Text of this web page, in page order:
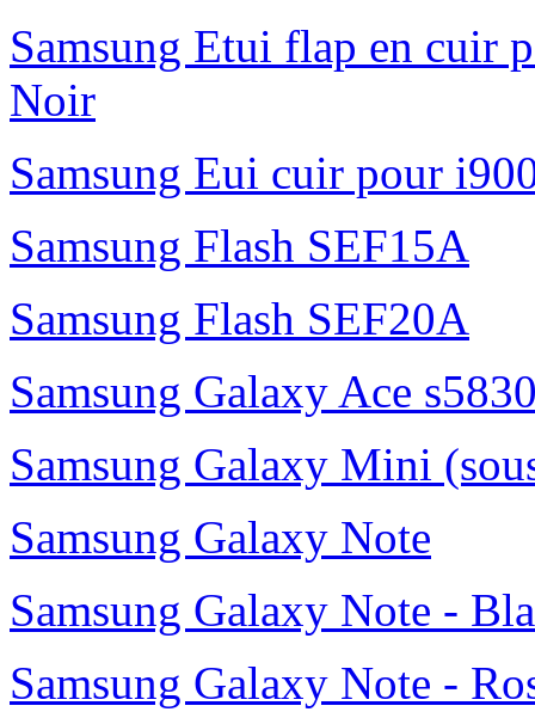
Samsung Etui flap en cuir
Noir
Samsung Eui cuir pour
Samsung Flash SEF15A
Samsung Flash SEF20A
Samsung Galaxy Ace
Samsung Galaxy Mini
Samsung Galaxy Note
Samsung Galaxy Note -
Samsung Galaxy Note -